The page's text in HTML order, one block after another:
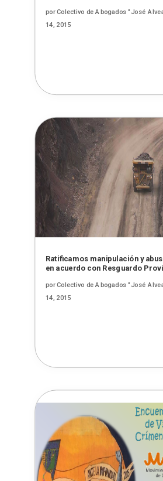
porColectivo de Abogados "José
14, 2015
Ratificamos manipulación y
en acuerdo con Resguardo
porColectivo de Abogados "José
14, 2015